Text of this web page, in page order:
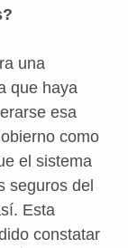
una
que haya
esa
como
el sistema
seguros del
Esta
constatar